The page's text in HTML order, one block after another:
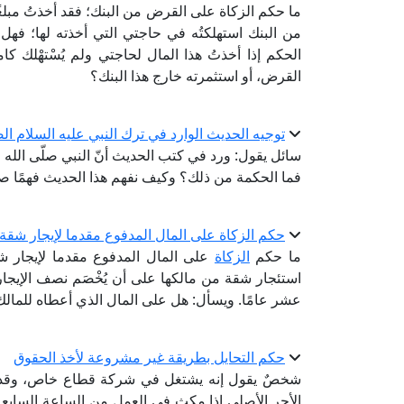
ما حكم الزكاة على القرض من البنك؛ فقد أخذتُ
من البنك استهلكتُه في حاجتي التي أخذته لها؛
الحكم إذا أخذتُ هذا المال لحاجتي ولم يُسْتهْلك
القرض، أو استثمرته خارج هذا البنك؟
توجيه الحديث الوارد في ترك النبي عليه السلام
سائل يقول: ورد في كتب الحديث أنّ النبي صلّى
فما الحكمة من ذلك؟ وكيف نفهم هذا الحديث فهمًا
حكم الزكاة على المال المدفوع مقدما لإيجار شقة
ما حكم الزكاة على المال المدفوع مقدما
استئجار شقة من مالكها على أن يُخْصَم نصف
عشر عامًا. ويسأل: هل على المال الذي أعطاه
حكم التحايل بطريقة غير مشروعة لأخذ الحقوق